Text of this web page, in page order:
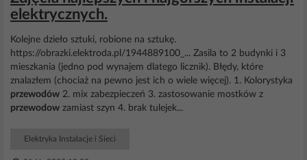
elektrycznych.
Kolejne dzieło sztuki, robione na sztukę.
https://obrazki.elektroda.pl/1944889100_... Zasila to 2 budynki i 3
mieszkania (jedno pod wynajem dlatego licznik). Błędy, które
znalazłem (chociaż na pewno jest ich o wiele więcej). 1. Kolorystyka
przewodów 2. mix zabezpieczeń 3. zastosowanie mostków z
przewodow zamiast szyn 4. brak tulejek...
Elektryka Instalacje i Sieci